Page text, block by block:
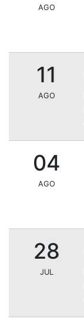
AGO
11
AGO
04
AGO
28
JUL